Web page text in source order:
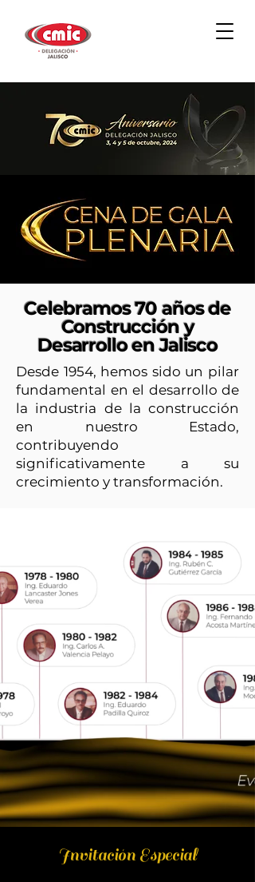
Celebramos 70 años de
Construcción y
Desarrollo en Jalisco
Desde 1954, hemos sido un pilar
fundamental en el desarrollo de
la industria de la construcción
en nuestro Estado,
contribuyendo
significativamente a su
crecimiento y transformación.
Invitación Especial